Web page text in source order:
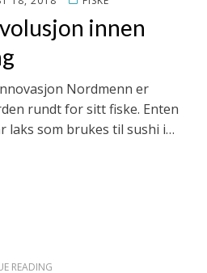
innen
Nordmenn er
rundt for sitt fiske. Enten
laks som brukes til sushi i…
READING